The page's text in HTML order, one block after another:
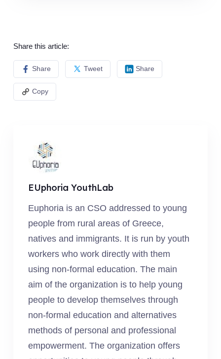
Share this article:
Share Tweet Share
Copy
EUphoria YouthLab
Euphoria is an CSO addressed to young
people from rural areas of Greece,
natives and immigrants. It is run by youth
workers who work directly with them
using non-formal education. The main
aim of the organization is to help young
people to develop themselves through
non-formal education and alternatives
methods of personal and professional
empowerment. The organization offers